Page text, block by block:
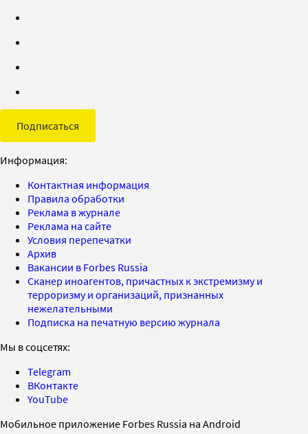
Подписаться
Информация:
Контактная информация
Правила обработки
Реклама в журнале
Реклама на сайте
Условия перепечатки
Архив
Вакансии в Forbes Russia
Сканер иноагентов, причастных к экстремизму и
терроризму и организаций, признанных
нежелательными
Подписка на печатную версию журнала
Мы в соцсетях:
Telegram
ВКонтакте
YouTube
Мобильное приложение Forbes Russia на Android